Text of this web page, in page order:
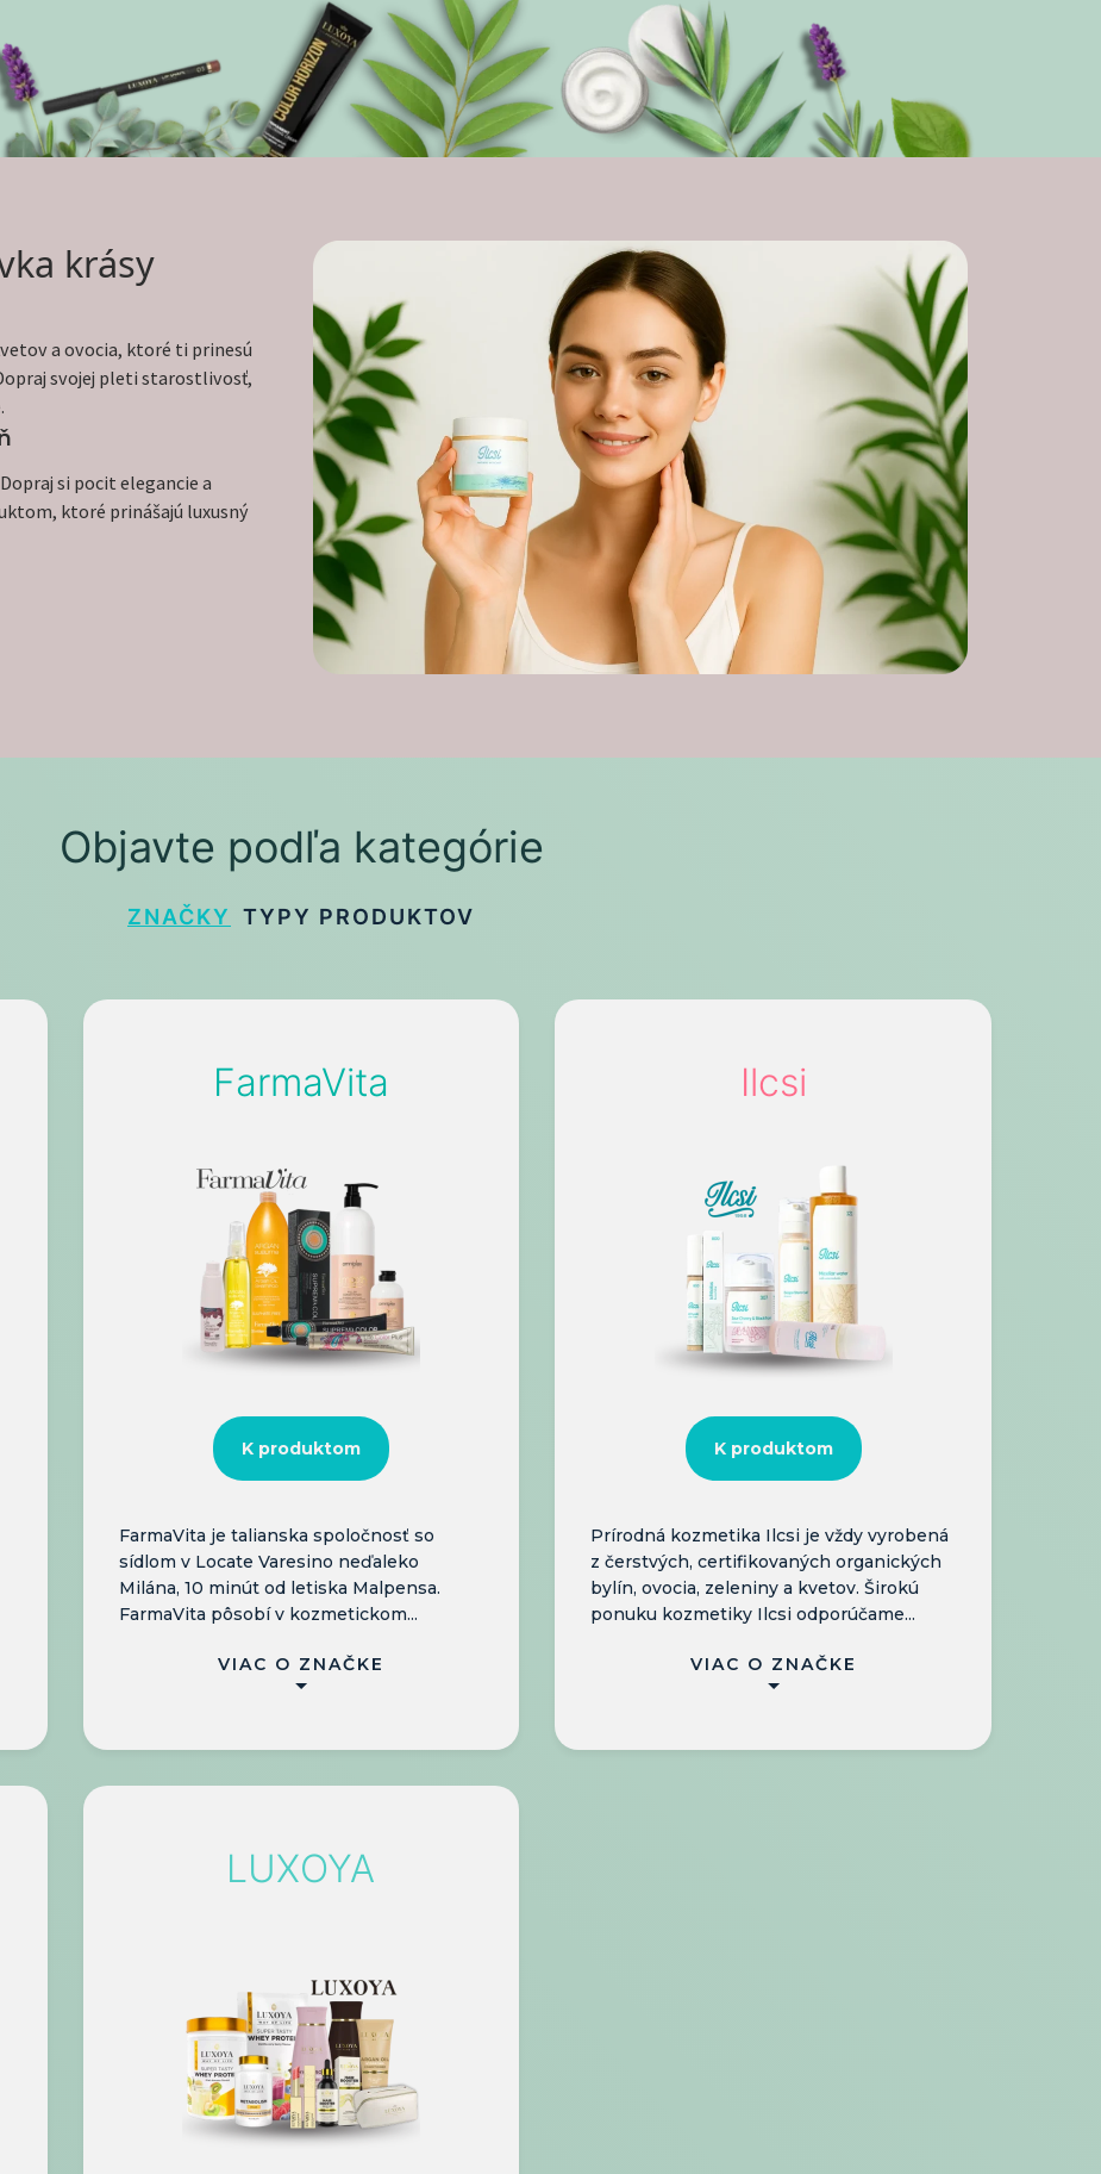
krásy
a ovocia, ktoré ti prinesú
svojej pleti starostlivosť,
si pocit elegancie a
ktoré prinášajú luxusný
Objavte podľa kategórie
ZNAČKY TYPY PRODUKTOV
FarmaVita
K produktom
FarmaVita je talianska spoločnosť so
sídlom v Locate Varesino neďaleko
Milána, 10 minút od letiska Malpensa.
FarmaVita pôsobí v kozmetickom...
VIAC O ZNAČKE
Ilcsi
K produktom
Prírodná kozmetika Ilcsi je vždy vyrobená
z čerstvých, certifikovaných organických
bylín, ovocia, zeleniny a kvetov. Širokú
ponuku kozmetiky Ilcsi odporúčame...
VIAC O ZNAČKE
LUXOYA